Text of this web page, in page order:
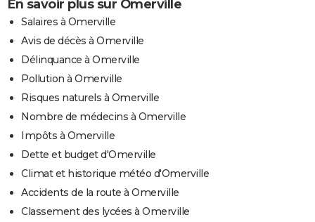
En savoir plus sur Omerville
Salaires à Omerville
Avis de décès à Omerville
Délinquance à Omerville
Pollution à Omerville
Risques naturels à Omerville
Nombre de médecins à Omerville
Impôts à Omerville
Dette et budget d'Omerville
Climat et historique météo d'Omerville
Accidents de la route à Omerville
Classement des lycées à Omerville